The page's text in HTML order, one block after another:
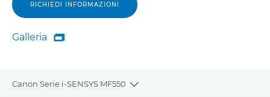
RICHIEDI INFORMAZIONI
Galleria
Galleria

Canon Serie i-SENSYS MF550
Toggle breadcrumbs